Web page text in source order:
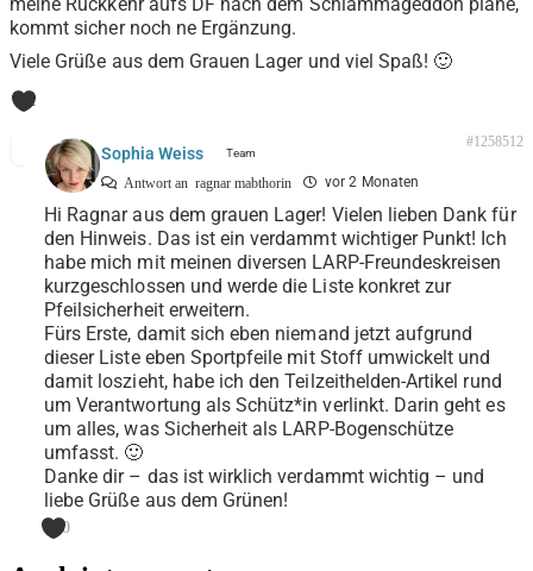
kommt sicher noch ne Ergänzung.
Viele Grüße aus dem Grauen Lager und viel Spaß! 🙂
1
Sophia Weiss
Antwort an ragnar mabthorin vor 2 Monaten
#1258512
Hi Ragnar aus dem grauen Lager! Vielen lieben Dank für
den Hinweis. Das ist ein verdammt wichtiger Punkt! Ich
habe mich mit meinen diversen LARP-Freundeskreisen
kurzgeschlossen und werde die Liste konkret zur
Pfeilsicherheit erweitern.
Fürs Erste, damit sich eben niemand jetzt aufgrund
dieser Liste eben Sportpfeile mit Stoff umwickelt und
damit loszieht, habe ich den Teilzeithelden-Artikel rund
um Verantwortung als Schütz*in verlinkt. Darin geht es
um alles, was Sicherheit als LARP-Bogenschütze
umfasst. 🙂
Danke dir – das ist wirklich verdammt wichtig – und
liebe Grüße aus dem Grünen!
0